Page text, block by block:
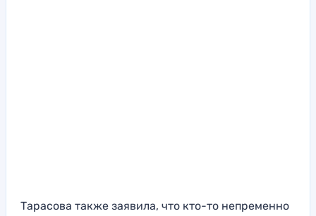
Тарасова также заявила, что кто-то непременно